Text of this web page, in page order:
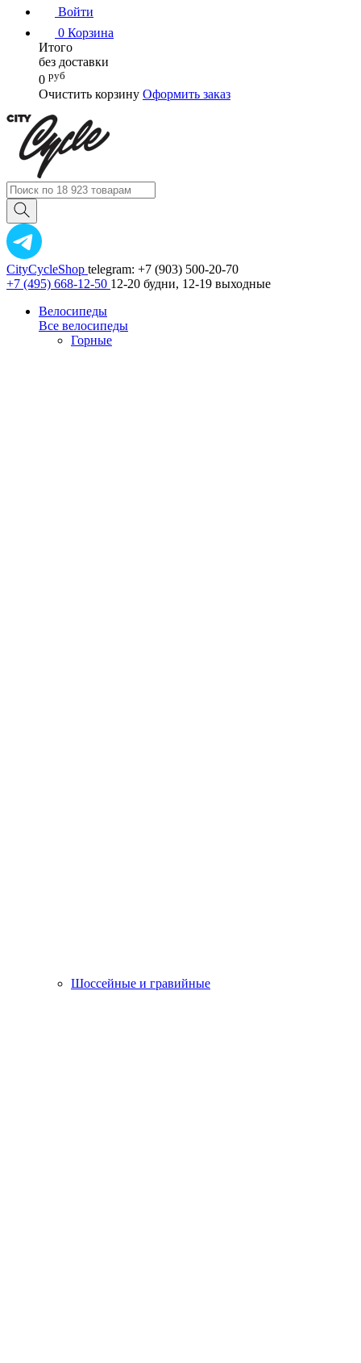
Войти
0 Корзина
Итого
без доставки
0 руб
Очистить корзину Оформить заказ
CityCycleShop telegram: +7 (903) 500-20-70
+7 (495) 668-12-50 12-20 будни, 12-19 выходные
Велосипеды
Все велосипеды
Горные
Шоссейные и гравийные